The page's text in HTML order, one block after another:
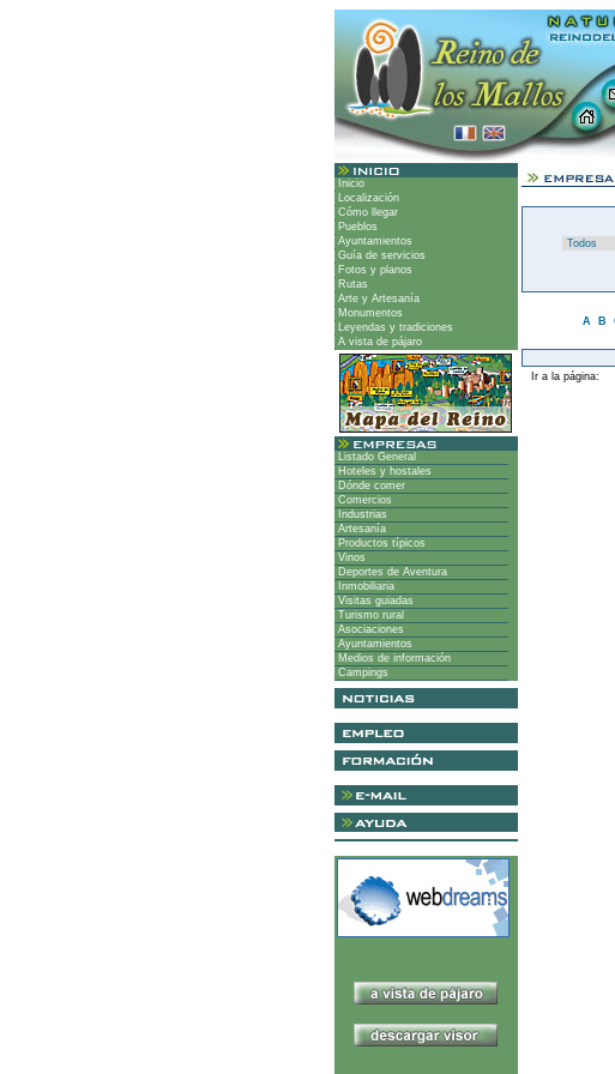
Inicio
Localización
Cómo llegar
Pueblos
Ayuntamientos
Guía de servicios
Fotos y planos
Rutas
Arte y Artesanía
Monumentos
Leyendas y tradiciones
A vista de pájaro
Listado General
Hoteles y hostales
Dónde comer
Comercios
Industrias
Artesanía
Productos típicos
Vinos
Deportes de Aventura
Inmobiliaria
Visitas guiadas
Turismo rural
Asociaciones
Ayuntamientos
Medios de información
Campings
A B
Ir a la página: